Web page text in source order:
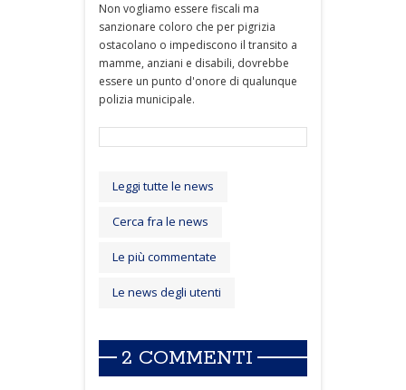
Non vogliamo essere fiscali ma
sanzionare coloro che per pigrizia
ostacolano o impediscono il transito a
mamme, anziani e disabili, dovrebbe
essere un punto d'onore di qualunque
polizia municipale.
Leggi tutte le news
Cerca fra le news
Le più commentate
Le news degli utenti
2 COMMENTI